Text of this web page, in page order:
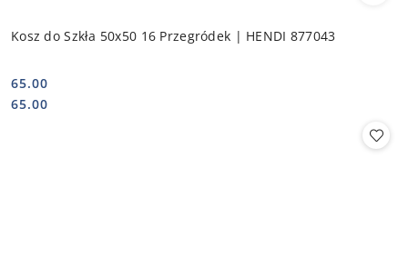
Kosz do Szkła 50x50 16 Przegródek | HENDI 877043
Cena:
65.00
Cena:
65.00